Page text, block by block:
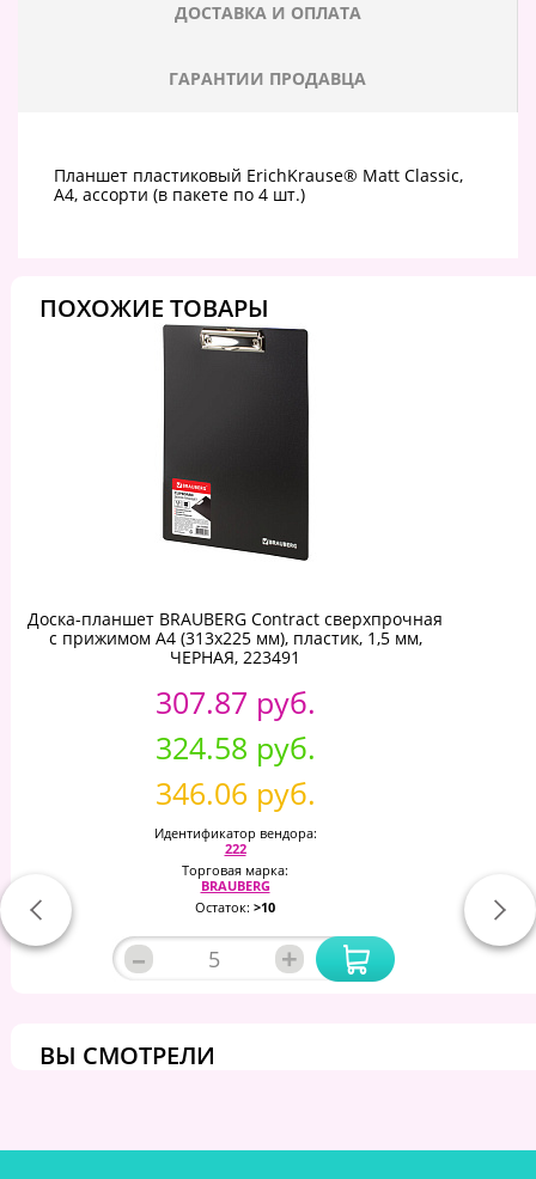
ДОСТАВКА И ОПЛАТА
ГАРАНТИИ ПРОДАВЦА
Планшет пластиковый ErichKrause® Matt Classic,
А4, ассорти (в пакете по 4 шт.)
ПОХОЖИЕ ТОВАРЫ
Доска-планшет BRAUBERG Contract сверхпрочная
с прижимом А4 (313х225 мм), пластик, 1,5 мм,
ЧЕРНАЯ, 223491
307.87 руб.
324.58 руб.
346.06 руб.
Идентификатор вендора:
222
Торговая марка:
BRAUBERG
Остаток: >10
– +
ВЫ СМОТРЕЛИ